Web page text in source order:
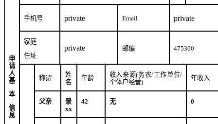
申
请
人
基
本
信
息
手机号 private Email private
家庭
住址
private 邮编 475300
称谓
姓
名
年龄 收入来源(务农/工作单位/
个体户经营)
年收入
父亲
景
xx
42 无 0